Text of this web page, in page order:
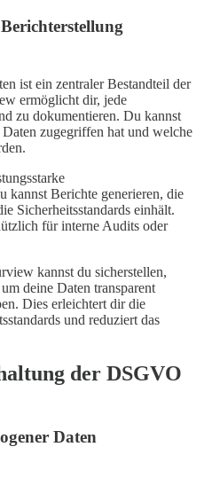
ist ein zentraler Bestandteil der
ermöglicht dir, jede
zu dokumentieren. Du kannst
zugegriffen hat und welche
kannst Berichte generieren, die
Sicherheitsstandards einhält.
für interne Audits oder
kannst du sicherstellen,
deine Daten transparent
Dies erleichtert dir die
und reduziert das
der DSGVO
Daten